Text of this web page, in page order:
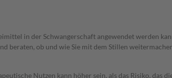
in der Schwangerschaft angewendet werden
beraten, ob und wie Sie mit dem Stillen
Nutzen kann höher sein, als das Risiko, das